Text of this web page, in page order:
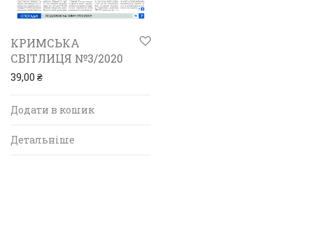
КРИМСЬКА
СВІТЛИЦЯ №3/2020
39,00 ₴
Додати в кошик
Детальніше